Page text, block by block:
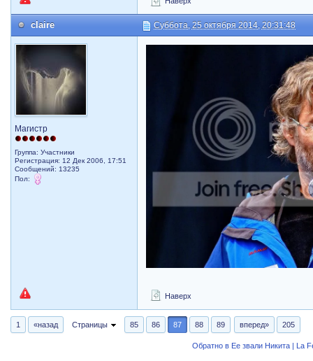
claire Суббота, 25 октября 2014, 20:31:48
Магистр
Группа: Участники
Регистрация: 12 Дек 2006, 17:51
Сообщений: 13235
Пол:
Наверх
1 «назад Страницы 85 86 87 88 89 вперед» 205
Обратно в Ее звали Никита | La